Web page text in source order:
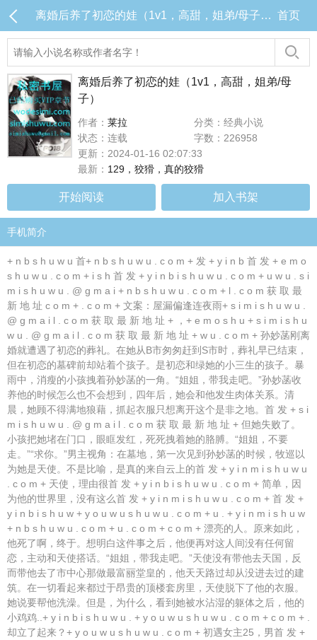
离婚后养了初恋的娃（1v1，高甜，姐弟/母子） 目录 (共129章) 首页
离婚后养了初恋的娃（1v1，高甜，姐弟/母
子）
作者： 莱拉
分类：经典小说
状态：连载
字数：226958
更新：2024-01-16 02:07:33
最新： 129，狡猾，真的狡猾
开始阅读 加入书架
手机简介
+ n b s h u w u 首+ n b s h u w u . c o m + 发 + y i n b 首 发 + e m o
s h u w u . c o m + i s h 首 发 + y i n b i s h u w u . c o m + u w u . s i
m i s h u w u . @ g m a i + n b s h u w u . c o m + l . c o m 获 取 最
新 地 址 c o m + . c o m + 文案：屋漏偏逢连夜雨+ s i m i s h u w u .
@ g m a i l . c o m 获 取 最 新 地 址 + ，+ e m o s h u + s i m i s h u
w u . @ g m a i l . c o m 获 取 最 新 地 址 + w u . c o m + 孙妙菡刚离
婚就遭遇了初恋的葬礼。在她从B市匆匆赶到S市时，葬礼早已结束，
但在初恋的墓碑前却站着个孩子。是初恋和绿她的小三生的孩子。暴
雨中，消瘦的小孩拽着孙妙菡的一角。“姐姐，带我走吧。”孙妙菡收
养他的时候怎么也不会想到，四年后，她会和他发生肉体关系。清
晨，她顾不得满地狼藉，抓起衣服只想离开这个是非之地。首 发 + s i
m i s h u w u . @ g m a i l . c o m 获 取 最 新 地 址 + 但她失败了。
小孩把她堵在门口，眼眶发红，死死拽着她的胳膊。“姐姐，不要
走。”“求你。”男主视角：在墓地，第一次见到孙妙菡的时候，牧巡以
为她是天使。不是比喻，是真的来自云上的首 发 + y i n m i s h u w u
. c o m + 天使，理由很首 发 + y i n b i s h u w u . c o m + 简单，因
为他的世界里，没有这么首 发 + y i n m i s h u w u . c o m + 首 发 +
y i n b i s h u w + y o u w u s h u w u . c o m + u . + y i n m i s h u w
+ n b s h u w u . c o m + u . c o m + c o m + 漂亮的人。原来如此，
他死了啊，终于。想明白这件事之后，他便再对这人间没有任何留
恋，主动和天使搭话。“姐姐，带我走吧。”天使没有带他去天国，反
而带他去了市中心那做最富丽堂皇的，他天天路过却从没进去过的建
筑。在一切看起来都过于昂贵的顶楼套房里，天使脱下了他的衣服。
她说要帮他洗澡。但是，为什么，看到她被水沾湿的躯体之后，他的
小鸡鸡..+ y i n b i s h u w u . + y o u w u s h u w u . c o m + c o m + .
却立了起来？+ y o u w u s h u w u . c o m + 初遇女主25，男首 发 +